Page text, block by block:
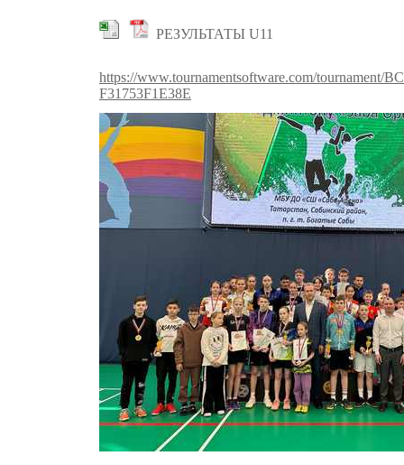
РЕЗУЛЬТАТЫ U11
https://www.tournamentsoftware.com/tournament/
F31753F1E38E